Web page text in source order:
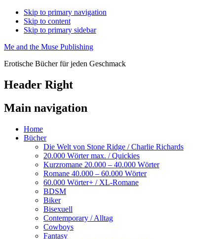
Skip to primary navigation
Skip to content
Skip to primary sidebar
Me and the Muse Publishing
Erotische Bücher für jeden Geschmack
Header Right
Main navigation
Home
Bücher
Die Welt von Stone Ridge / Charlie Richards
20.000 Wörter max. / Quickies
Kurzromane 20.000 – 40.000 Wörter
Romane 40.000 – 60.000 Wörter
60.000 Wörter+ / XL-Romane
BDSM
Biker
Bisexuell
Contemporary / Alltag
Cowboys
Fantasy